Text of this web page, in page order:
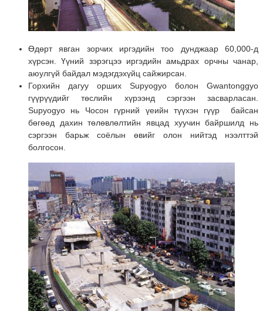
Өдөрт явган зорчих иргэдийн тоо дунджаар 60,000-д
хүрсэн. Үүний зэрэгцээ иргэдийн амьдрах орчны чанар,
аюулгүй байдал мэдэгдэхүйц сайжирсан.
Горхийн дагуу орших Supyogyo болон Gwantonggyo
гүүрүүдийг төслийн хүрээнд сэргээн засварласан.
Supyogyo нь Чосон гүрний үеийн түүхэн гүүр байсан
бөгөөд дахин төлөвлөлтийн явцад хуучин байршилд нь
сэргээн барьж соёлын өвийг олон нийтэд нээлттэй
болгосон.